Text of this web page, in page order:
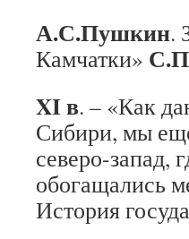
А.С.Пушкин.
Камчатки»
XI в. – «Как
Сибири, мы
северо-запад,
обогащались
История